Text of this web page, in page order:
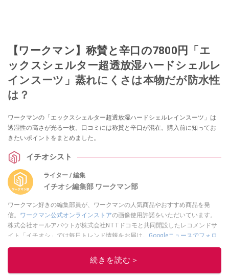
【ワークマン】称賛と辛口の7800円「エ
ックスシェルター超透放湿ハードシェルレ
インスーツ」蒸れにくさは本物だが防水性
は？
ワークマンの「エックスシェルター超透放湿ハードシェルレインスーツ」は
透湿性の高さが光る一枚。口コミには称賛と辛口が混在。購入前に知ってお
きたいポイントをまとめました。
イチオシスト
ライター / 編集
イチオシ編集部 ワークマン部
ワークマン好きの編集部員が、ワークマンの人気商品やおすすめ商品を発
信。 ワークマン公式オンラインストアの画像使用許諾をいただいています。
株式会社オールアバウトが株式会社NTTドコモと共同開設したレコメンドサ
イト「イチオシ」では毎日トレンド情報をお届け。 Googleニュースでフォロ
このイチオシストの他の記事を読む
続きを読む＞